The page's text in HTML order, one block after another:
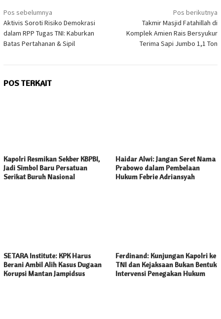
Navigasi
pos
Pos sebelumnya
Aktivis Soroti Risiko Demokrasi
dalam RPP Tugas TNI: Kaburkan
Batas Pertahanan & Sipil
Pos berikutnya
Takmir Masjid Fatahillah di
Komplek Amien Rais Bersyukur
Terima Sapi Jumbo 1,1 Ton
POS TERKAIT
Kapolri Resmikan Sekber KBPBI,
Jadi Simbol Baru Persatuan
Serikat Buruh Nasional
Haidar Alwi: Jangan Seret Nama
Prabowo dalam Pembelaan
Hukum Febrie Adriansyah
SETARA Institute: KPK Harus
Berani Ambil Alih Kasus Dugaan
Korupsi Mantan Jampidsus
Ferdinand: Kunjungan Kapolri ke
TNI dan Kejaksaan Bukan Bentuk
Intervensi Penegakan Hukum